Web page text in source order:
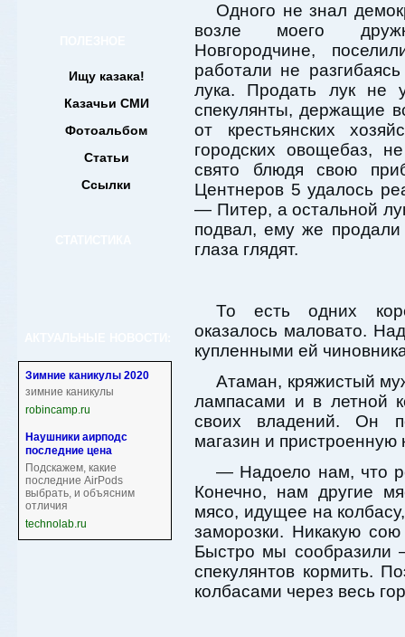
Ищу казака!
Казачьи СМИ
Фотоальбом
Статьи
Ссылки
Зимние каникулы 2020
зимние каникулы
robincamp.ru
Наушники аирподс
последние цена
Подскажем, какие
последние AirPods
выбрать, и объясним
отличия
technolab.ru
Одного не знал
возле моего
Новгородчине,
работали не
лука. Продать лук не
спекулянты, держащие
от крестьянских
городских овощебаз,
свято блюдя свою
Центнеров 5 удалось
— Питер, а остальной
подвал, ему же
глаза глядят.
То есть одних
оказалось маловато.
купленными ей
Атаман, кряжистый
лампасами и в летной
своих владений. Он
магазин и пристроенную
— Надоело нам, что
Конечно, нам другие
мясо, идущее на
заморозки. Никакую
Быстро мы сообразили
спекулянтов кормить.
колбасами через весь